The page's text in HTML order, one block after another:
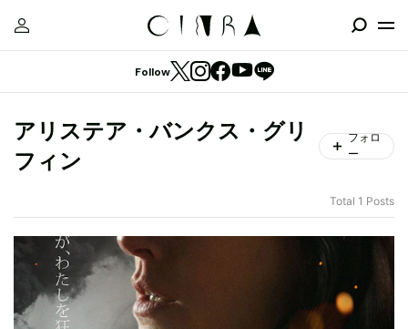
Follow
アリステア・バンクス・グリ
フィン
フォロ
ー
Total 1 Posts